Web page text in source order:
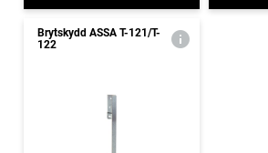
Brytskydd ASSA T-121/T-
122